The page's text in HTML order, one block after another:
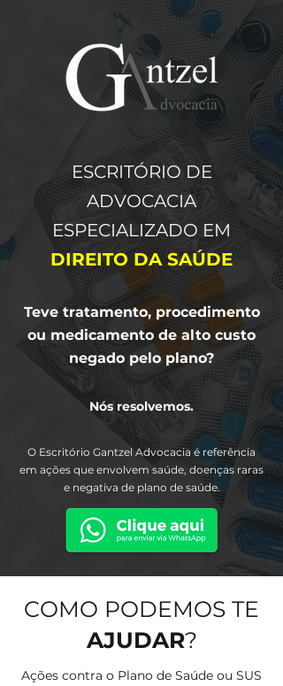
ESCRITÓRIO DE
ADVOCACIA
ESPECIALIZADO EM
DIREITO DA SAÚDE
Teve tratamento, procedimento
ou medicamento de alto custo
negado pelo plano?
Nós resolvemos.
O Escritório Gantzel Advocacia é referência
em ações que envolvem saúde, doenças raras
e negativa de plano de saúde.
COMO PODEMOS TE
AJUDAR?
Ações contra o Plano de Saúde ou SUS